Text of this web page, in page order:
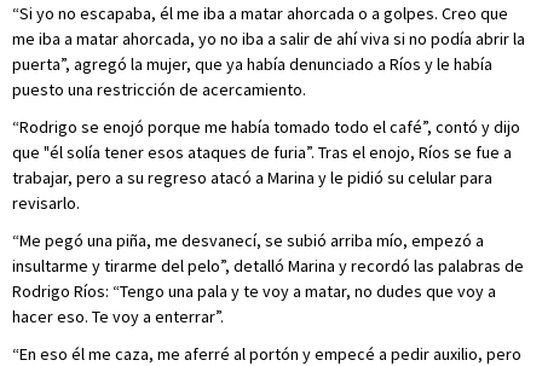
“Si yo no escapaba, él me iba a matar ahorcada o a golpes. Creo que
me iba a matar ahorcada, yo no iba a salir de ahí viva si no podía abrir la
puerta”, agregó la mujer, que ya había denunciado a Ríos y le había
puesto una restricción de acercamiento.
“Rodrigo se enojó porque me había tomado todo el café”, contó y dijo
que "él solía tener esos ataques de furia”. Tras el enojo, Ríos se fue a
trabajar, pero a su regreso atacó a Marina y le pidió su celular para
revisarlo.
“Me pegó una piña, me desvanecí, se subió arriba mío, empezó a
insultarme y tirarme del pelo”, detalló Marina y recordó las palabras de
Rodrigo Ríos: “Tengo una pala y te voy a matar, no dudes que voy a
hacer eso. Te voy a enterrar”.
“En eso él me caza, me aferré al portón y empecé a pedir auxilio, pero